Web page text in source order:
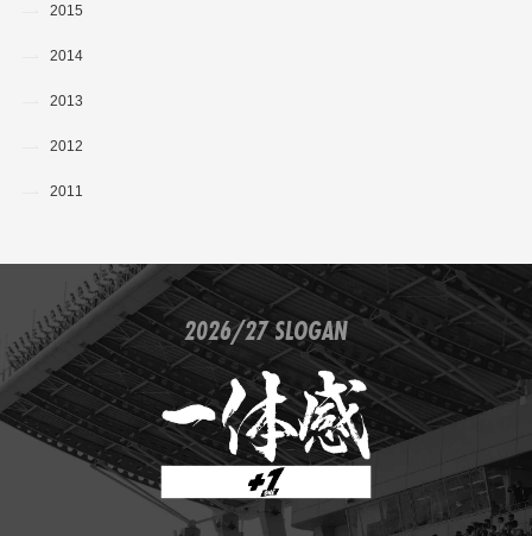
2015
2014
2013
2012
2011
2026/27 SLOGAN